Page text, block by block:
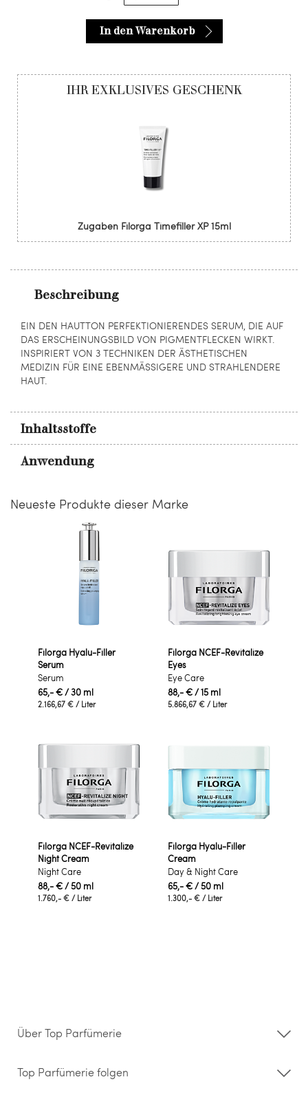
In den Warenkorb
Beschreibung
EIN DEN HAUTTON PERFEKTIONIERENDES SERUM, DIE AUF
DAS ERSCHEINUNGSBILD VON PIGMENTFLECKEN WIRKT.
INSPIRIERT VON 3 TECHNIKEN DER ÄSTHETISCHEN
MEDIZIN FÜR EINE EBENMÄSSIGERE UND STRAHLENDERE
HAUT.
Inhaltsstoffe
Anwendung
IHR EXKLUSIVES GESCHENK
Zugaben Filorga Timefiller XP 15ml
Neueste Produkte dieser Marke
Filorga Hyalu-Filler
Serum
Serum
65,- €/ 30 ml
2.166,67 € / Liter
Filorga NCEF-Revitalize
Eyes
Eye Care
88,- €/ 15 ml
5.866,67 € / Liter
Filorga NCEF-Revitalize
Night Cream
Night Care
88,- €/ 50 ml
1.760,- € / Liter
Filorga Hyalu-Filler
Cream
Day & Night Care
65,- €/ 50 ml
1.300,- € / Liter
Über Top Parfümerie
Storefinder
Kontakt
Top Parfümerie folgen